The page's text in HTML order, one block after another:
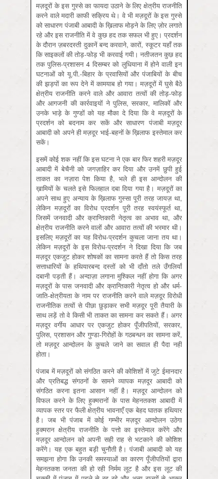
मज़दूरों के इस गुस्से का फायदा उठाने के लिए क्षेत्रीय राजनीति
करने वाले मदारी काफी सक्रिय थे। वे भी मज़दूरों के इस गुस्से
को साधारण पंजाबी आबादी के ख़िलाफ मोड़ने के लिए ज़ोर लगाते
रहे और इस राजनीति में वे कुछ हद तक सफल भी हुए। प्रदर्शन
के दौरान ज़बरदस्ती दुकानें बन्द करवाने, कारों, स्कूटर यहाँ तक
कि साइकलों की तोड़-फोड़ भी करवाई गयी। नतीजतन कुछ हद
तक पुलिस-प्रशासन 4 दिसम्बर को लुधियाना में होने वाली इन
घटनाओं को यू.पी.-बिहार के प्रवासियों और पंजाबियों के बीच
की झड़पों का रूप देने में कामयाब हो गया। मज़दूरों में घुसे बैठे
क्षेत्रीय राजनीति करने वाले और आवारा तत्वों की तोड़-फोड़
और आगजनी की कार्रवाइयों ने पुलिस, सरकार, मालिकों और
उनके भाड़े के गुण्डों को यह मौका दे दिया कि वे मज़दूरों के
प्रदर्शन को बदनाम कर सकें और साधारण पंजाबी मज़दूर
आबादी को अपने ही मज़दूर भाई-बहनों के ख़िलाफ इस्तेमाल कर
सकें।
इसमें कोई शक नहीं कि इस घटना ने एक बार फिर शहरी मज़दूर
आबादी में बेचैनी को जगज़ाहिर कर दिया और उनमें छुपी हुई
ताकत का नज़ारा पेश किया है, भले ही इस आन्दोलन की
ख़ामियों के चलते इसे फिलहाल दबा दिया गया है। मज़दूरों का
अपने साथ हुए अन्याय के ख़िलाफ गुस्सा पूरी तरह जायज़ था,
लेकिन मज़दूरों का विरोध प्रदर्शन पूरी तरह स्वयंस्फूर्त था,
जिसमें जनवादी और क्रान्तिकारी नेतृत्व का अभाव था, और
क्षेत्रीय राजनीति करने वालों और आवारा तत्वों की भरमार थी।
इसलिए मज़दूरों का यह विरोध-प्रदर्शन कुचला जाना तय था।
लेकिन मज़दूरों के इस विरोध-प्रदर्शन ने दिखा दिया कि जब
मज़दूर एकजुट होकर शोषकों का सामना करते हैं तो किस तरह
सत्ताधारियों के हथियारबन्द दस्तों को भी दाँतो तले उँगलियाँ
दबानी पड़ती हैं। अन्दाज़ा लगाना मुश्किल नहीं होगा कि अगर
मज़दूरों के पास जनवादी और क्रान्तिकारी नेतृत्व हो और धर्म-
जाति-क्षेत्रीयता के नाम पर राजनीति करने वाले मज़दूर विरोधी
राजनीतिक तत्वों से पीछा छुड़ाकर सभी मज़दूर पूरी तैयारी के
साथ लड़ें तो वे किसी भी ताकत का सामना कर सकते हैं। अगर
मज़दूर वर्गीय आधार पर एकजुट होकर पूँजीपतियों, सरकार,
पुलिस, प्रशासन और गुण्डा-गिरोहों के गठबन्धन का सामना करें,
तो मज़दूर आन्दोलन के कुचले जाने का सवाल ही पैदा नहीं
होता।
पंजाब में मज़दूरों को संगठित करने की कोशिशों में जुटे ईमानदार
और प्रतिबद्ध संगठनों के सामने व्यापक मज़दूर आबादी को
संगठित करना इतना आसान नहीं है। मज़दूर आन्दोलन को
विफल करने के लिए हुक्मरानों के पास मेहनतकश आबादी में
व्यापक स्तर पर फैली क्षेत्रीय भावनाएँ एक बेहद घातक हथियार
है। जब भी पंजाब में कोई गम्भीर मज़दूर आन्दोलन उठेगा
हुक्मरान क्षेत्रीय राजनीति के पत्तो का इस्तेमाल करेंगे और
मज़दूर आन्दोलन को अपनी सही राह से भटकाने की कोशिश
करेंगे। यह एक बहुत बड़ी चुनौती है। पंजाबी आबादी को यह
समझना होगा कि उनकी समस्याओं का कारण पूँजीपतियों द्वारा
मेहनतकश जनता की हो रही निर्मम लूट है और इस लूट की